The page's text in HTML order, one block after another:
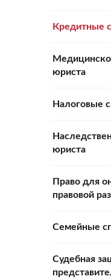
Кредитные
юриста
Налоговые
юриста
Право для
правовой
Семейные
Судебная